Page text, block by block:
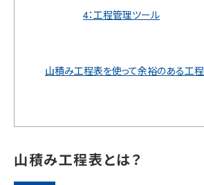
4：工程管理ツール
山積み工程表を使って余裕のある工
山積み工程表とは？